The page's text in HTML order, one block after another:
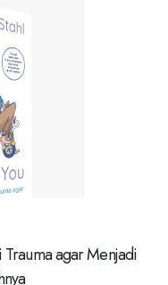
Trauma agar Menjadi